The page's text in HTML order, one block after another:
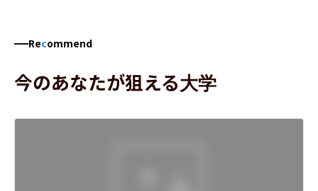
Recommend
今のあなたが狙える大学